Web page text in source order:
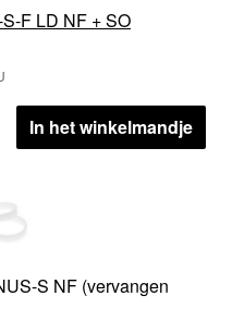
F LD NF + SO
In het winkelmandje
S NF (vervangen